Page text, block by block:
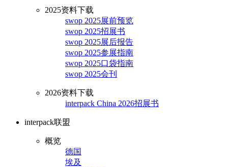
2025资料下载
swop 2025展前预览
swop 2025招展书
swop 2025展后报告
swop 2025参展指南
swop 2025口袋指南
swop 2025会刊
2026资料下载
interpack China 2026招展书
interpack联盟
概览
德国
埃及